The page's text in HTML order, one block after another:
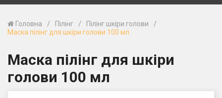
Головна / Пілінг / Пілінг шкіри голови /
Маска пілінг для шкіри голови 100 мл
Маска пілінг для шкіри
голови 100 мл